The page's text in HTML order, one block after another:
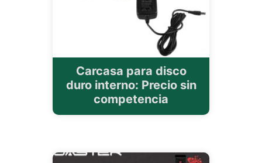
Carcasa para disco
duro interno: Precio sin
competencia